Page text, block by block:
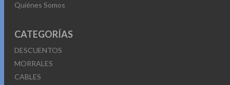
Quiénes Somos
CATEGORÍAS
DESCUENTOS
MORRALES
CABLES